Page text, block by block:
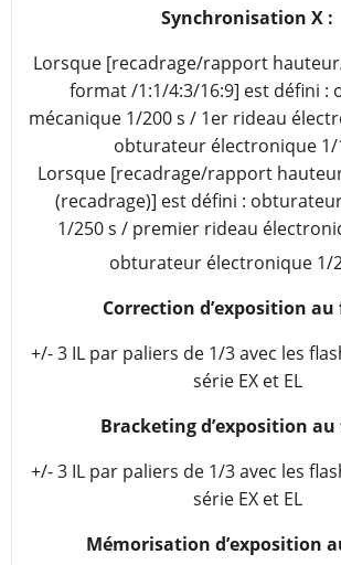
Synchronisation X :
Lorsque [recadrage/rapport
format /1:1/4:3/16:9] est défini :
mécanique 1/200 s / 1er rideau
obturateur électronique 1/
Lorsque [recadrage/rapport
(recadrage)] est défini :
1/250 s / premier rideau
obturateur électronique 1/
Correction d’exposition au
+/- 3 IL par paliers de 1/3 avec les
série EX et EL
Bracketing d’exposition au
+/- 3 IL par paliers de 1/3 avec les
série EX et EL
Mémorisation d’exposition